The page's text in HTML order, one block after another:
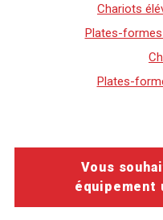
Chariots
Plates-
Plates-
Vous
équipement